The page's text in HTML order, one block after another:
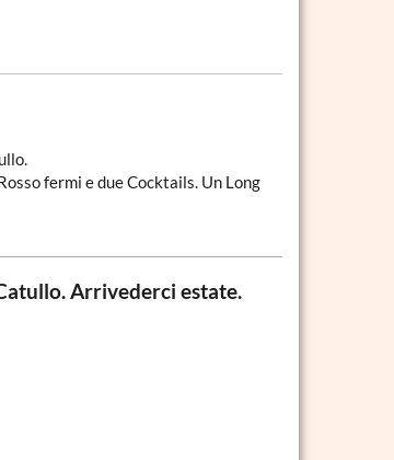
fermi e due Cocktails. Un Long
Arrivederci estate.